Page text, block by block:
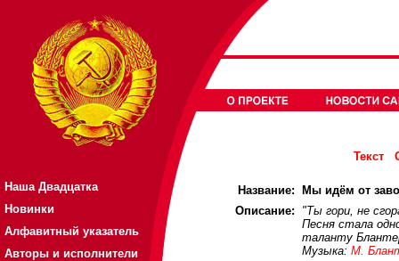
Наша Двадцатка
Новинки
Алфавитный указатель
Авторы и исполнители
Текст
Название:
Мы идём от
Описание:
"Ты гори, не
Песня стала
таланту
Музыка: М.